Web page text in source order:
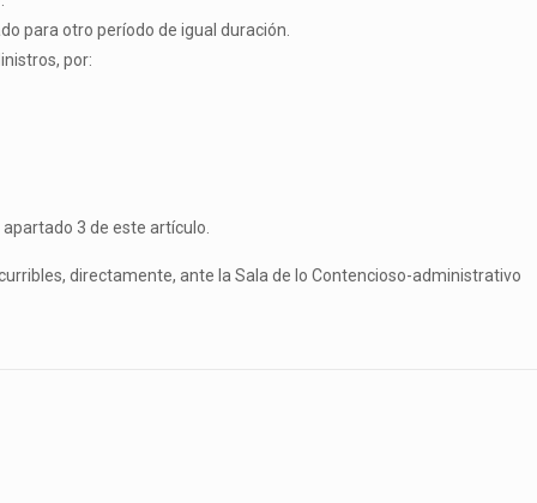
para otro período de igual duración.
por:
3 de este artículo.
directamente, ante la Sala de lo Contencioso-administrativo